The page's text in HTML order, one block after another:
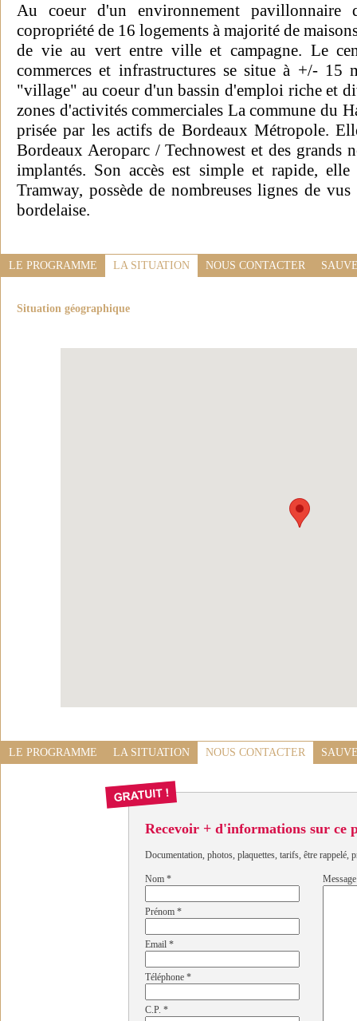
Au coeur d'un environnement pavillonnaire
copropriété de 16 logements à majorité de
de vie au vert entre ville et campagne. Le
commerces et infrastructures se situe à +/-
"village" au coeur d'un bassin d'emploi riche et
zones d'activités commerciales La commune du
prisée par les actifs de Bordeaux Métropole.
Bordeaux Aeroparc / Technowest et des grands
implantés. Son accès est simple et rapide,
Tramway, possède de nombreuses lignes de
bordelaise.
LE PROGRAMME LA SITUATION NOUS CONTACTER
Situation géographique
LE PROGRAMME LA SITUATION NOUS CONTACTER
Recevoir + d'informations sur ce
Documentation, photos, plaquettes, tarifs, être rappelé,
Nom *
Prénom *
Email *
Téléphone *
C.P. *
Message